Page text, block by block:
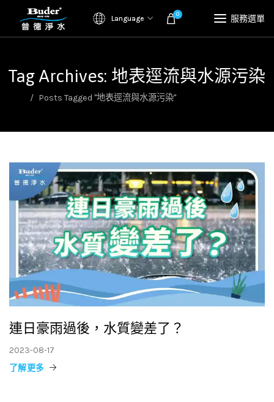
Language 0 服務選單
Tag Archives: 地表逕流與水源污染
Posts Tagged "地表逕流與水源污染"
連日豪雨過後，水質變差了？
2023-08-17
了解更多